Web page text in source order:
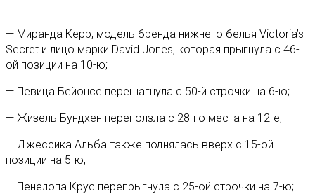
— Миранда Керр, модель бренда нижнего белья Victoria’s
Secret и лицо марки David Jones, которая прыгнула с 46-
ой позиции на 10-ю;
— Певица Бейонсе перешагнула с 50-й строчки на 6-ю;
— Жизель Бундхен переползла с 28-го места на 12-е;
— Джессика Альба также поднялась вверх с 15-ой
позиции на 5-ю;
— Пенелопа Крус перепрыгнула с 25-ой строчки на 7-ю;